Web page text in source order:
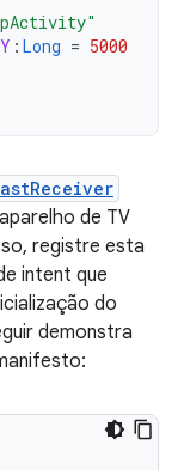
: Long = 5000
de TV
registre esta
intent que
do
demonstra